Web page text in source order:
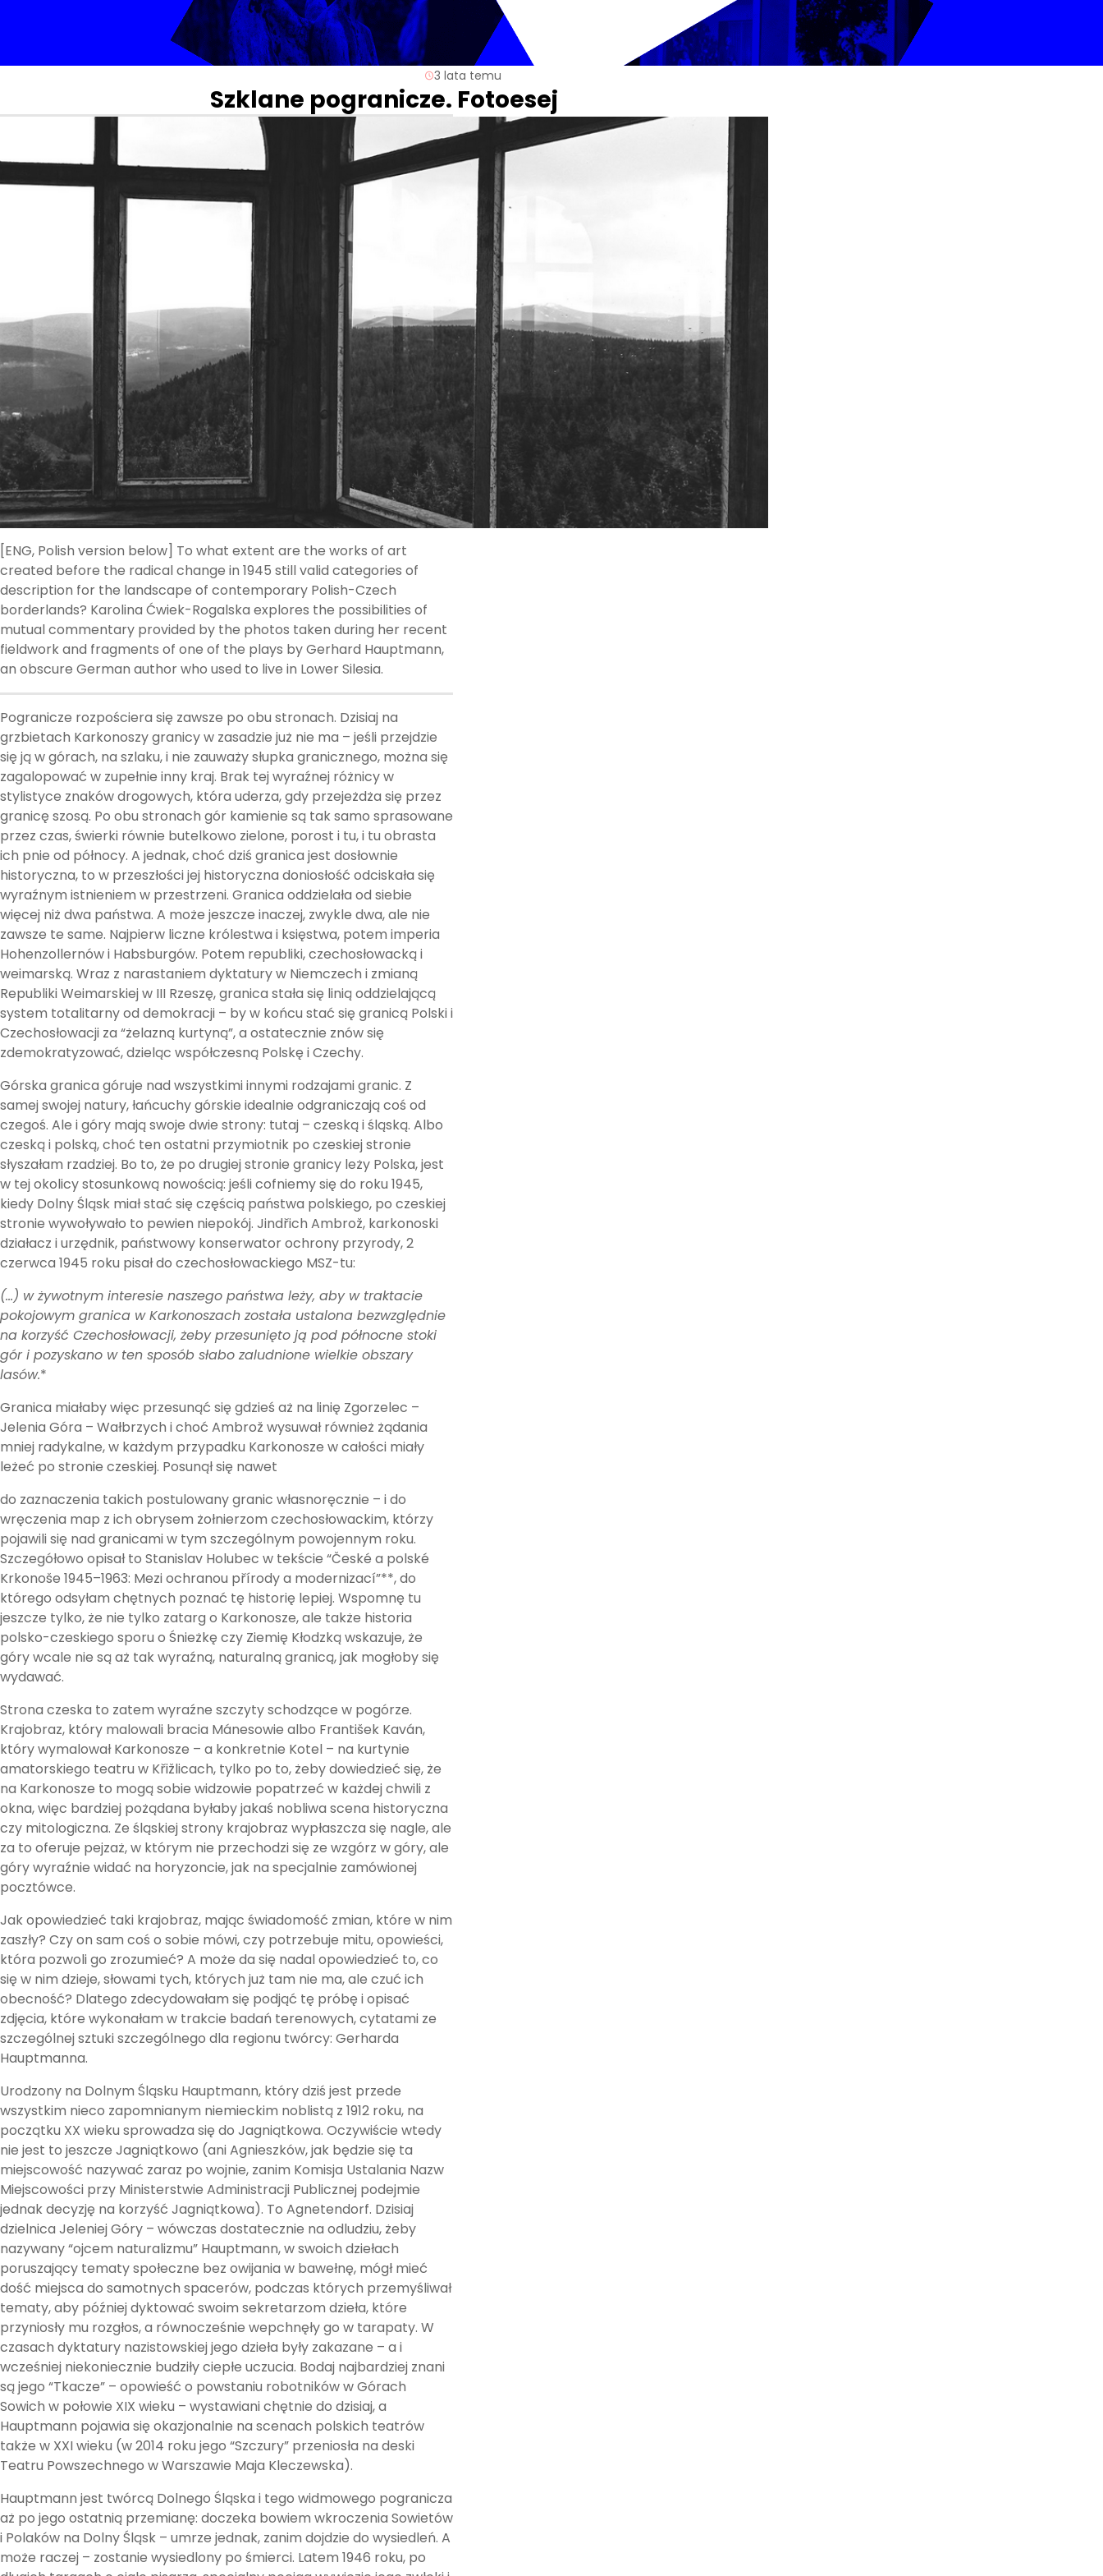
3 lata temu
Szklane pogranicze. Fotoesej
[ENG, Polish version below] To what extent are the works of art
created before the radical change in 1945 still valid categories of
description for the landscape of contemporary Polish-Czech
borderlands? Karolina Ćwiek-Rogalska explores the possibilities of
mutual commentary provided by the photos taken during her recent
fieldwork and fragments of one of the plays by Gerhard Hauptmann,
an obscure German author who used to live in Lower Silesia.
Pogranicze rozpościera się zawsze po obu stronach. Dzisiaj na
grzbietach Karkonoszy granicy w zasadzie już nie ma – jeśli przejdzie
się ją w górach, na szlaku, i nie zauważy słupka granicznego, można się
zagalopować w zupełnie inny kraj. Brak tej wyraźnej różnicy w
stylistyce znaków drogowych, która uderza, gdy przejeżdża się przez
granicę szosą. Po obu stronach gór kamienie są tak samo sprasowane
przez czas, świerki równie butelkowo zielone, porost i tu, i tu obrasta
ich pnie od północy. A jednak, choć dziś granica jest dosłownie
historyczna, to w przeszłości jej historyczna doniosłość odciskała się
wyraźnym istnieniem w przestrzeni. Granica oddzielała od siebie
więcej niż dwa państwa. A może jeszcze inaczej, zwykle dwa, ale nie
zawsze te same. Najpierw liczne królestwa i księstwa, potem imperia
Hohenzollernów i Habsburgów. Potem republiki, czechosłowacką i
weimarską. Wraz z narastaniem dyktatury w Niemczech i zmianą
Republiki Weimarskiej w III Rzeszę, granica stała się linią oddzielającą
system totalitarny od demokracji – by w końcu stać się granicą Polski i
Czechosłowacji za “żelazną kurtyną”, a ostatecznie znów się
zdemokratyzować, dzieląc współczesną Polskę i Czechy.
Górska granica góruje nad wszystkimi innymi rodzajami granic. Z
samej swojej natury, łańcuchy górskie idealnie odgraniczają coś od
czegoś. Ale i góry mają swoje dwie strony: tutaj – czeską i śląską. Albo
czeską i polską, choć ten ostatni przymiotnik po czeskiej stronie
słyszałam rzadziej. Bo to, że po drugiej stronie granicy leży Polska, jest
w tej okolicy stosunkową nowością: jeśli cofniemy się do roku 1945,
kiedy Dolny Śląsk miał stać się częścią państwa polskiego, po czeskiej
stronie wywoływało to pewien niepokój. Jindřich Ambrož, karkonoski
działacz i urzędnik, państwowy konserwator ochrony przyrody, 2
czerwca 1945 roku pisał do czechosłowackiego MSZ-tu:
(…) w żywotnym interesie naszego państwa leży, aby w traktacie
pokojowym granica w Karkonoszach została ustalona bezwzględnie
na korzyść Czechosłowacji, żeby przesunięto ją pod północne stoki
gór i pozyskano w ten sposób słabo zaludnione wielkie obszary
lasów.*
Granica miałaby więc przesunąć się gdzieś aż na linię Zgorzelec –
Jelenia Góra – Wałbrzych i choć Ambrož wysuwał również żądania
mniej radykalne, w każdym przypadku Karkonosze w całości miały
leżeć po stronie czeskiej. Posunął się nawet
do zaznaczenia takich postulowany granic własnoręcznie – i do
wręczenia map z ich obrysem żołnierzom czechosłowackim, którzy
pojawili się nad granicami w tym szczególnym powojennym roku.
Szczegółowo opisał to Stanislav Holubec w tekście “České a polské
Krkonoše 1945–1963: Mezi ochranou přírody a modernizací”**, do
którego odsyłam chętnych poznać tę historię lepiej. Wspomnę tu
jeszcze tylko, że nie tylko zatarg o Karkonosze, ale także historia
polsko-czeskiego sporu o Śnieżkę czy Ziemię Kłodzką wskazuje, że
góry wcale nie są aż tak wyraźną, naturalną granicą, jak mogłoby się
wydawać.
Strona czeska to zatem wyraźne szczyty schodzące w pogórze.
Krajobraz, który malowali bracia Mánesowie albo František Kaván,
który wymalował Karkonosze – a konkretnie Kotel – na kurtynie
amatorskiego teatru w Křižlicach, tylko po to, żeby dowiedzieć się, że
na Karkonosze to mogą sobie widzowie popatrzeć w każdej chwili z
okna, więc bardziej pożądana byłaby jakaś nobliwa scena historyczna
czy mitologiczna. Ze śląskiej strony krajobraz wypłaszcza się nagle, ale
za to oferuje pejzaż, w którym nie przechodzi się ze wzgórz w góry, ale
góry wyraźnie widać na horyzoncie, jak na specjalnie zamówionej
pocztówce.
Jak opowiedzieć taki krajobraz, mając świadomość zmian, które w nim
zaszły? Czy on sam coś o sobie mówi, czy potrzebuje mitu, opowieści,
która pozwoli go zrozumieć? A może da się nadal opowiedzieć to, co
się w nim dzieje, słowami tych, których już tam nie ma, ale czuć ich
obecność? Dlatego zdecydowałam się podjąć tę próbę i opisać
zdjęcia, które wykonałam w trakcie badań terenowych, cytatami ze
szczególnej sztuki szczególnego dla regionu twórcy: Gerharda
Hauptmanna.
Urodzony na Dolnym Śląsku Hauptmann, który dziś jest przede
wszystkim nieco zapomnianym niemieckim noblistą z 1912 roku, na
początku XX wieku sprowadza się do Jagniątkowa. Oczywiście wtedy
nie jest to jeszcze Jagniątkowo (ani Agnieszków, jak będzie się ta
miejscowość nazywać zaraz po wojnie, zanim Komisja Ustalania Nazw
Miejscowości przy Ministerstwie Administracji Publicznej podejmie
jednak decyzję na korzyść Jagniątkowa). To Agnetendorf. Dzisiaj
dzielnica Jeleniej Góry – wówczas dostatecznie na odludziu, żeby
nazywany “ojcem naturalizmu” Hauptmann, w swoich dziełach
poruszający tematy społeczne bez owijania w bawełnę, mógł mieć
dość miejsca do samotnych spacerów, podczas których przemyśliwał
tematy, aby później dyktować swoim sekretarzom dzieła, które
przyniosły mu rozgłos, a równocześnie wepchnęły go w tarapaty. W
czasach dyktatury nazistowskiej jego dzieła były zakazane – a i
wcześniej niekoniecznie budziły ciepłe uczucia. Bodaj najbardziej znani
są jego “Tkacze” – opowieść o powstaniu robotników w Górach
Sowich w połowie XIX wieku – wystawiani chętnie do dzisiaj, a
Hauptmann pojawia się okazjonalnie na scenach polskich teatrów
także w XXI wieku (w 2014 roku jego “Szczury” przeniosła na deski
Teatru Powszechnego w Warszawie Maja Kleczewska).
Hauptmann jest twórcą Dolnego Śląska i tego widmowego pogranicza
aż po jego ostatnią przemianę: doczeka bowiem wkroczenia Sowietów
i Polaków na Dolny Śląsk – umrze jednak, zanim dojdzie do wysiedleń. A
może raczej – zostanie wysiedlony po śmierci. Latem 1946 roku, po